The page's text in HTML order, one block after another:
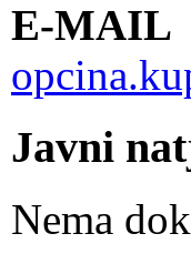
E-MAIL
Javni
Nema